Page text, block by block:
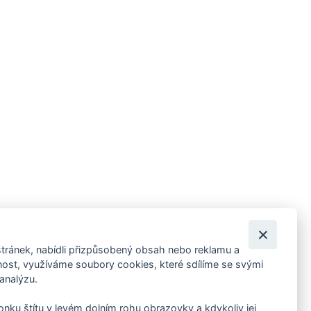
pozvánky na kulturní a sportovní akce?
nabídli přizpůsobený obsah nebo reklamu a
využíváme soubory cookies, které sdílíme se svými
štítu v levém dolním rohu obrazovky a kdykoliv jej